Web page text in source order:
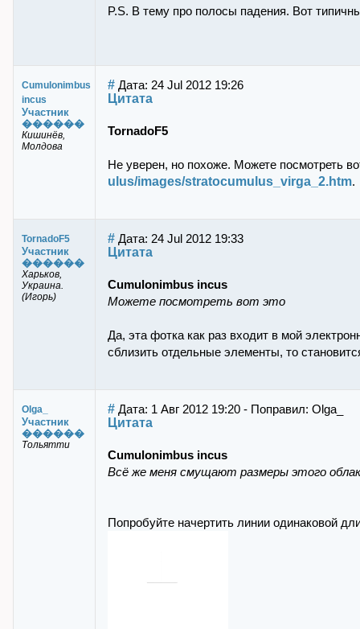
P.S. В тему про полосы падения. Вот
Cumulonimbus
incus
Участник
������
Кишинёв,
Молдова
# Дата: 24 Jul 2012 19:26
Цитата
TornadoF5
Не уверен, но похоже. Можете посмотреть
ulus/images/stratocumulus_virga_2.htm.
TornadoF5
Участник
������
Харьков,
Украина.
(Игорь)
# Дата: 24 Jul 2012 19:33
Цитата
Cumulonimbus incus
Можете посмотреть вот это
Да, эта фотка как раз входит в мой
сблизить отдельные элементы, то
Olga_
Участник
������
Тольятти
# Дата: 1 Авг 2012 19:20 - Поправил: Olga_
Цитата
Cumulonimbus incus
Всё же меня смущают размеры этого
Попробуйте начертить линии одинаковой